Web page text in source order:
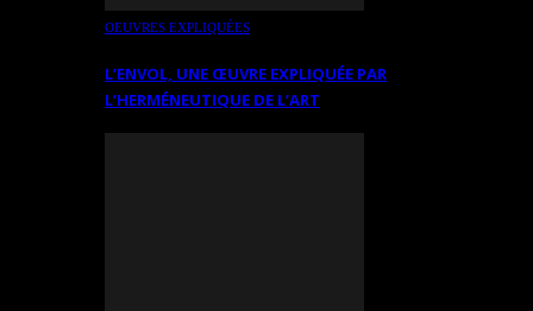
OEUVRES EXPLIQUÉES
L’ENVOL, UNE ŒUVRE EXPLIQUÉE PAR
L’HERMÉNEUTIQUE DE L’ART